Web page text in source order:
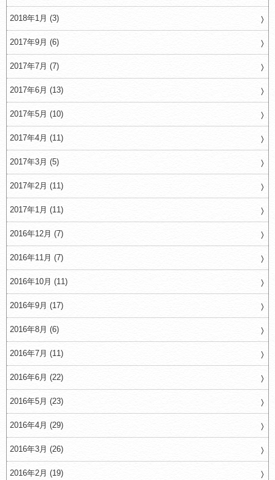
2018年1月 (3)
2017年9月 (6)
2017年7月 (7)
2017年6月 (13)
2017年5月 (10)
2017年4月 (11)
2017年3月 (5)
2017年2月 (11)
2017年1月 (11)
2016年12月 (7)
2016年11月 (7)
2016年10月 (11)
2016年9月 (17)
2016年8月 (6)
2016年7月 (11)
2016年6月 (22)
2016年5月 (23)
2016年4月 (29)
2016年3月 (26)
2016年2月 (19)